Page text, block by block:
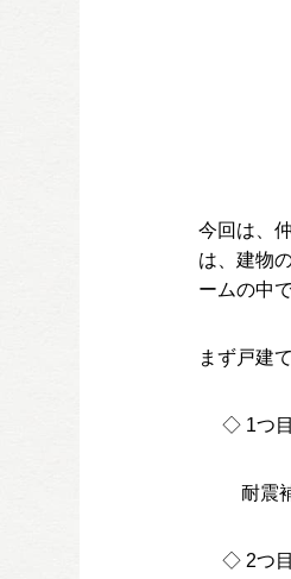
今回は、
は、建物
ームの中
まず戸建
◇ 1つ目
耐震補
◇ 2つ目